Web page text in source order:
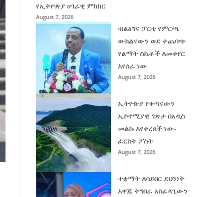
የኢትዮጵያ ሀገራዊ ምክክር
August 7, 2026
ብልፅግና ፓርቲ የምርጫ
ውክልናውን ወደ ተጨባጭ
የልማት ስኬቶች ለመቀየር
እየሰራ ነው
August 7, 2026
ኢትዮጵያ የቀጣናውን
ኢኮኖሚያዊ ገጽታ በአዲስ
መልኩ እየቀረጸች ነው-
ፈርስት ፖስት
August 7, 2026
ተቋማት ለሳይበር ደህንነት
አዋጁ ትግበራ አስፈላጊውን